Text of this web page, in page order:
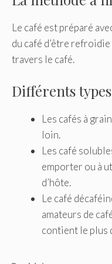
Le café est préparé
du café d’être
travers le café.
Différents types
Les cafés à
loin.
Les café
emporter ou à
d’hôte.
Le café
amateurs de
contient le plus